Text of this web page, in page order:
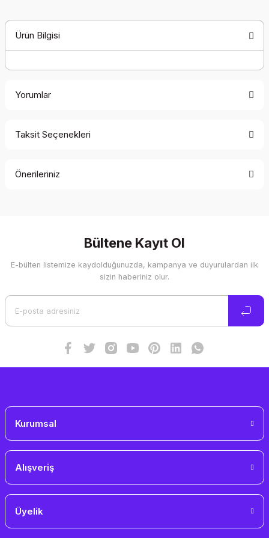
Ürün Bilgisi
Yorumlar
Taksit Seçenekleri
Önerileriniz
Görüş ve önerileriniz için teşekkür ederiz.
Ürün resmi kalitesiz, bozuk veya görüntülenemiyor.
Bültene Kayıt Ol
E-bülten listemize kaydolduğunuzda, kampanya ve duyurulardan ilk
sizin haberiniz olur.
Kurumsal
Alışveriş
Üyelik